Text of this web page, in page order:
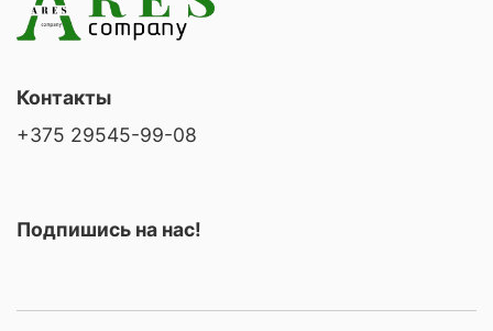
Контакты
+375 29545-99-08
Подпишись на нас!